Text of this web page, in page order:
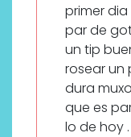
primer
par de
un tip
rosear un
dura
que es
lo de hoy .